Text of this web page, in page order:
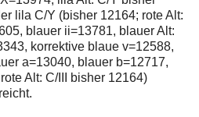
lila C/Y (bisher 12164; rote Alt:
blauer ii=13781, blauer Alt:
korrektive blaue v=12588,
a=13040, blauer b=12717,
Alt: C/III bisher 12164)